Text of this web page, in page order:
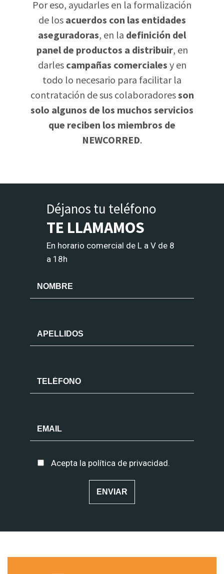
Por eso, ayudarles en la formalización
de los acuerdos con las entidades
aseguradoras, en la definición del
panel de productos a distribuir, en
darles campañas comerciales y en
todo lo necesario para facilitar la
contratación de sus colaboradoresson
solo algunos de los muchos servicios
que reciben los miembros de
NEWCORRED.
Déjanos tu teléfono
TE LLAMAMOS
En horario comercial de L a V de 8
a 18h
Acepta la política de privacidad.